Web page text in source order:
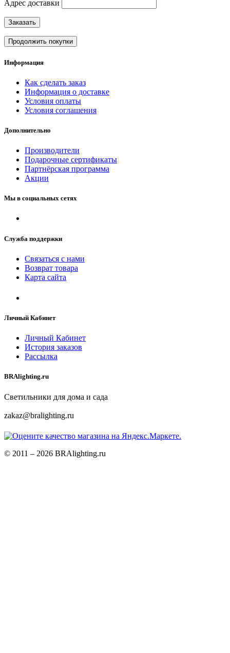
Адрес доставки
Заказать
Продолжить покупки
Информация
Как сделать заказ
Информация о доставке
Условия оплаты
Условия соглашения
Дополнительно
Производители
Подарочные сертификаты
Партнёрская программа
Акции
Мы в социальных сетях
Служба поддержки
Связаться с нами
Возврат товара
Карта сайта
Личный Кабинет
Личный Кабинет
История заказов
Рассылка
BRAlighting.ru
Светильники для дома и сада
zakaz@bralighting.ru
© 2011 – 2026 BRAlighting.ru